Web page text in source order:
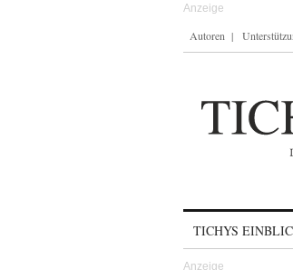
Autoren
TICHYS